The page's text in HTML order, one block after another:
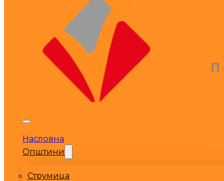
Насловна
Општини
Струмица